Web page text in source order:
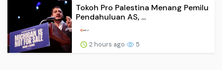
Tokoh Pro Palestina Menang Pemilu
Pendahuluan AS, ...
2 hours ago 5